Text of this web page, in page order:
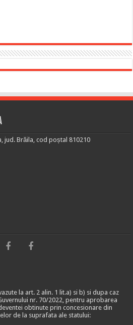
jud. Brăila, cod poștal 810210
la art. 2 alin. 1 lit.a) si b) si dupa caz
nr. 70/2022, pentru aprobarea
obtinute prin concesionare din
de la suprafata ale statului: